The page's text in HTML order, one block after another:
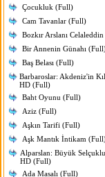
Çocukluk (Full)
Cam Tavanlar (Full)
Bozkır Arslanı
Bir Annenin Günahı
Baş Belası (Full)
Barbaroslar: Akdeniz'in
HD (Full)
Baht Oyunu (Full)
Aziz (Full)
Aşkın Tarifi (Full)
Aşk Mantık İntikam
Alparslan: Büyük
HD (Full)
Ada Masalı (Full)